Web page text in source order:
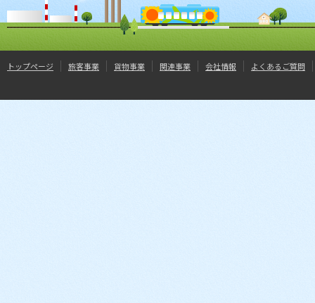
トップページ 旅客事業 貨物事業 関連事業 会社情報 よくあるご質問